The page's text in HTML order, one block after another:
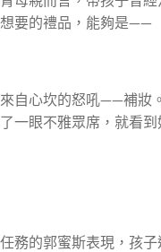
想要的禮品，能夠是——
自心坎的怒吼——補妝
一眼不雅眾席，就看
的郭蜜斯表現，孩子